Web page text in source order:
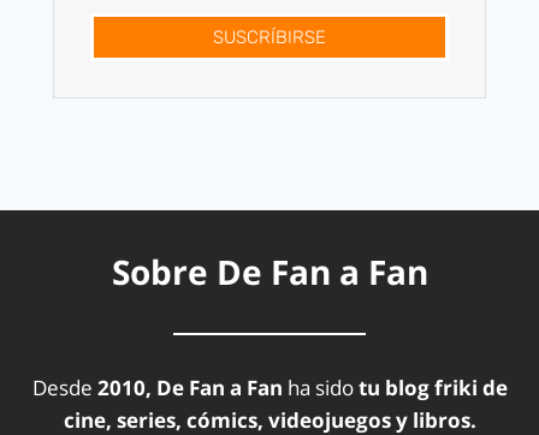
SUSCRÍBIRSE
Sobre De Fan a Fan
Desde 2010, De Fan a Fan ha sidotu blog friki de
cine, series, cómics, videojuegos y libros.